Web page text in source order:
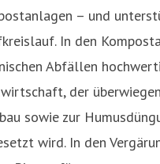
– und
In den
Abfällen
der
sowie zur
wird. In den